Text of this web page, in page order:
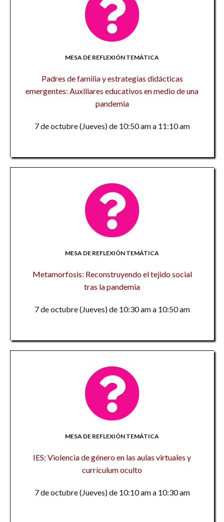
MESA DE REFLEXIÓN TEMÁTICA
Padres de familia y estrategias didácticas
emergentes: Auxiliares educativos en medio de una
pandemia
7 de octubre (Jueves) de 10:50 am a 11:10 am
MESA DE REFLEXIÓN TEMÁTICA
Metamorfosis: Reconstruyendo el tejido social
tras la pandemia
7 de octubre (Jueves) de 10:30 am a 10:50 am
MESA DE REFLEXIÓN TEMÁTICA
IES: Violencia de género en las aulas virtuales y
currículum oculto
7 de octubre (Jueves) de 10:10 am a 10:30 am